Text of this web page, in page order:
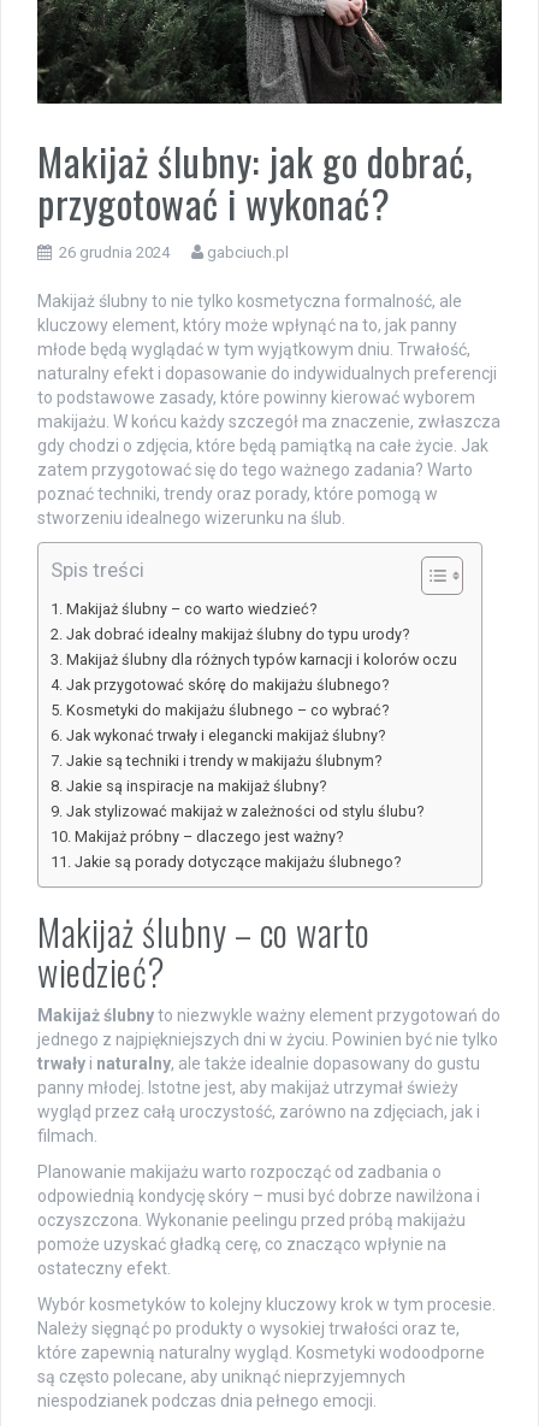
Makijaż ślubny: jak go dobrać,
przygotować i wykonać?
26 grudnia 2024 gabciuch.pl
Makijaż ślubny to nie tylko kosmetyczna formalność, ale
kluczowy element, który może wpłynąć na to, jak panny
młode będą wyglądać w tym wyjątkowym dniu. Trwałość,
naturalny efekt i dopasowanie do indywidualnych preferencji
to podstawowe zasady, które powinny kierować wyborem
makijażu. W końcu każdy szczegół ma znaczenie, zwłaszcza
gdy chodzi o zdjęcia, które będą pamiątką na całe życie. Jak
zatem przygotować się do tego ważnego zadania? Warto
poznać techniki, trendy oraz porady, które pomogą w
stworzeniu idealnego wizerunku na ślub.
Spis treści
Makijaż ślubny – co warto wiedzieć?
Jak dobrać idealny makijaż ślubny do typu urody?
Makijaż ślubny dla różnych typów karnacji i kolorów oczu
Jak przygotować skórę do makijażu ślubnego?
Kosmetyki do makijażu ślubnego – co wybrać?
Jak wykonać trwały i elegancki makijaż ślubny?
Jakie są techniki i trendy w makijażu ślubnym?
Jakie są inspiracje na makijaż ślubny?
Jak stylizować makijaż w zależności od stylu ślubu?
Makijaż próbny – dlaczego jest ważny?
Jakie są porady dotyczące makijażu ślubnego?
Makijaż ślubny – co warto
wiedzieć?
Makijaż ślubnyto niezwykle ważny element przygotowań do
jednego z najpiękniejszych dni w życiu. Powinien być nie tylko
trwały i naturalny, ale także idealnie dopasowany do gustu
panny młodej. Istotne jest, aby makijaż utrzymał świeży
wygląd przez całą uroczystość, zarówno na zdjęciach, jak i
filmach.
Planowanie makijażu warto rozpocząć od zadbania o
odpowiednią kondycję skóry – musi być dobrze nawilżona i
oczyszczona. Wykonanie peelingu przed próbą makijażu
pomoże uzyskać gładką cerę, co znacząco wpłynie na
ostateczny efekt.
Wybór kosmetyków to kolejny kluczowy krok w tym procesie.
Należy sięgnąć po produkty o wysokiej trwałości oraz te,
które zapewnią naturalny wygląd. Kosmetyki wodoodporne
są często polecane, aby uniknąć nieprzyjemnych
niespodzianek podczas dnia pełnego emocji.